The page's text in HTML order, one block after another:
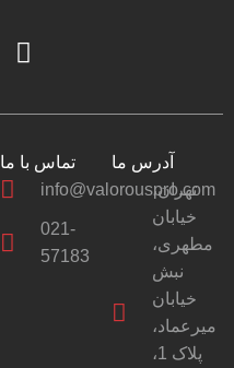
تماس با ما
info@valorouspro.com
021-
57183
آدرس ما
تهران،
خیابان
مطهری،
نبش
خیابان
میرعماد،
پلاک 1،